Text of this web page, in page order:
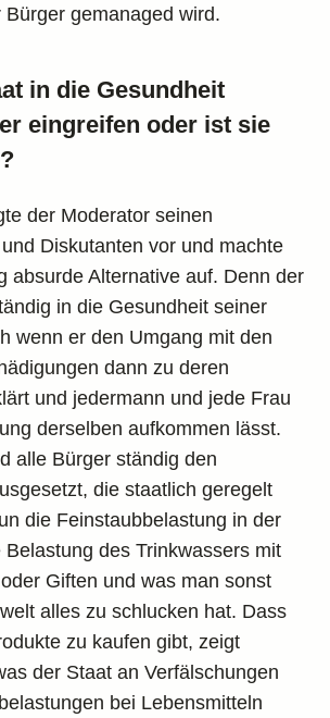
Bürger gemanaged wird.
in die Gesundheit
eingreifen oder ist sie
der Moderator seinen
Diskutanten vor und machte
absurde Alternative auf. Denn der
in die Gesundheit seiner
wenn er den Umgang mit den
dann zu deren
und jedermann und jede Frau
derselben aufkommen lässt.
alle Bürger ständig den
die staatlich geregelt
die Feinstaubbelastung in der
des Trinkwassers mit
Giften und was man sonst
alles zu schlucken hat. Dass
zu kaufen gibt, zeigt
der Staat an Verfälschungen
bei Lebensmitteln